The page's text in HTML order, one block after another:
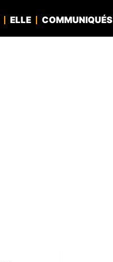
ELLE COMMUNIQUÉS